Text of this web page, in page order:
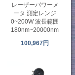
レーザーパワーメ
ータ 測定レンジ
0~200W 波長範囲
180nm~20000nm
100,967円